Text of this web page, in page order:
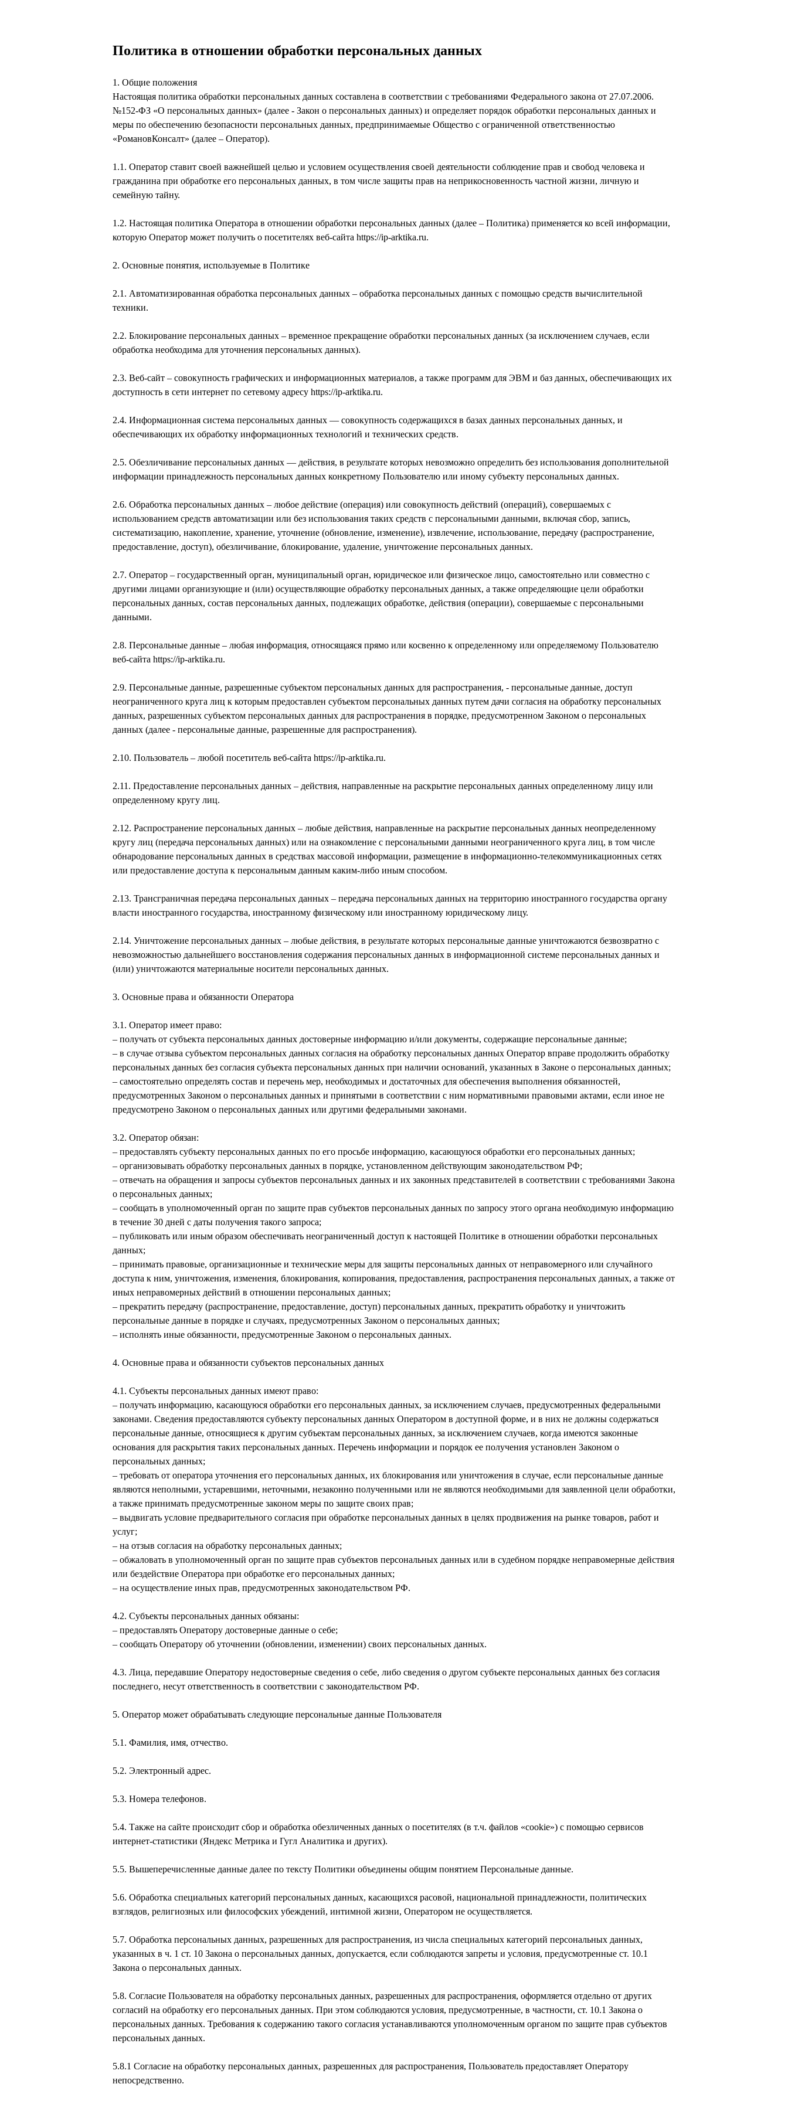
Политика в отношении обработки персональных данных
1. Общие положения
Настоящая политика обработки персональных данных составлена в соответствии с требованиями Федерального закона от 27.07.2006.
№152-ФЗ «О персональных данных» (далее - Закон о персональных данных) и определяет порядок обработки персональных данных и
меры по обеспечению безопасности персональных данных, предпринимаемые Общество с ограниченной ответственностью
«РомановКонсалт» (далее – Оператор).
1.1. Оператор ставит своей важнейшей целью и условием осуществления своей деятельности соблюдение прав и свобод человека и
гражданина при обработке его персональных данных, в том числе защиты прав на неприкосновенность частной жизни, личную и
семейную тайну.
1.2. Настоящая политика Оператора в отношении обработки персональных данных (далее – Политика) применяется ко всей информации,
которую Оператор может получить о посетителях веб-сайта https://ip-arktika.ru.
2. Основные понятия, используемые в Политике
2.1. Автоматизированная обработка персональных данных – обработка персональных данных с помощью средств вычислительной
техники.
2.2. Блокирование персональных данных – временное прекращение обработки персональных данных (за исключением случаев, если
обработка необходима для уточнения персональных данных).
2.3. Веб-сайт – совокупность графических и информационных материалов, а также программ для ЭВМ и баз данных, обеспечивающих их
доступность в сети интернет по сетевому адресу https://ip-arktika.ru.
2.4. Информационная система персональных данных — совокупность содержащихся в базах данных персональных данных, и
обеспечивающих их обработку информационных технологий и технических средств.
2.5. Обезличивание персональных данных — действия, в результате которых невозможно определить без использования дополнительной
информации принадлежность персональных данных конкретному Пользователю или иному субъекту персональных данных.
2.6. Обработка персональных данных – любое действие (операция) или совокупность действий (операций), совершаемых с
использованием средств автоматизации или без использования таких средств с персональными данными, включая сбор, запись,
систематизацию, накопление, хранение, уточнение (обновление, изменение), извлечение, использование, передачу (распространение,
предоставление, доступ), обезличивание, блокирование, удаление, уничтожение персональных данных.
2.7. Оператор – государственный орган, муниципальный орган, юридическое или физическое лицо, самостоятельно или совместно с
другими лицами организующие и (или) осуществляющие обработку персональных данных, а также определяющие цели обработки
персональных данных, состав персональных данных, подлежащих обработке, действия (операции), совершаемые с персональными
данными.
2.8. Персональные данные – любая информация, относящаяся прямо или косвенно к определенному или определяемому Пользователю
веб-сайта https://ip-arktika.ru.
2.9. Персональные данные, разрешенные субъектом персональных данных для распространения, - персональные данные, доступ
неограниченного круга лиц к которым предоставлен субъектом персональных данных путем дачи согласия на обработку персональных
данных, разрешенных субъектом персональных данных для распространения в порядке, предусмотренном Законом о персональных
данных (далее - персональные данные, разрешенные для распространения).
2.10. Пользователь – любой посетитель веб-сайта https://ip-arktika.ru.
2.11. Предоставление персональных данных – действия, направленные на раскрытие персональных данных определенному лицу или
определенному кругу лиц.
2.12. Распространение персональных данных – любые действия, направленные на раскрытие персональных данных неопределенному
кругу лиц (передача персональных данных) или на ознакомление с персональными данными неограниченного круга лиц, в том числе
обнародование персональных данных в средствах массовой информации, размещение в информационно-телекоммуникационных сетях
или предоставление доступа к персональным данным каким-либо иным способом.
2.13. Трансграничная передача персональных данных – передача персональных данных на территорию иностранного государства органу
власти иностранного государства, иностранному физическому или иностранному юридическому лицу.
2.14. Уничтожение персональных данных – любые действия, в результате которых персональные данные уничтожаются безвозвратно с
невозможностью дальнейшего восстановления содержания персональных данных в информационной системе персональных данных и
(или) уничтожаются материальные носители персональных данных.
3. Основные права и обязанности Оператора
3.1. Оператор имеет право:
– получать от субъекта персональных данных достоверные информацию и/или документы, содержащие персональные данные;
– в случае отзыва субъектом персональных данных согласия на обработку персональных данных Оператор вправе продолжить обработку
персональных данных без согласия субъекта персональных данных при наличии оснований, указанных в Законе о персональных данных;
– самостоятельно определять состав и перечень мер, необходимых и достаточных для обеспечения выполнения обязанностей,
предусмотренных Законом о персональных данных и принятыми в соответствии с ним нормативными правовыми актами, если иное не
предусмотрено Законом о персональных данных или другими федеральными законами.
3.2. Оператор обязан:
– предоставлять субъекту персональных данных по его просьбе информацию, касающуюся обработки его персональных данных;
– организовывать обработку персональных данных в порядке, установленном действующим законодательством РФ;
– отвечать на обращения и запросы субъектов персональных данных и их законных представителей в соответствии с требованиями Закона
о персональных данных;
– сообщать в уполномоченный орган по защите прав субъектов персональных данных по запросу этого органа необходимую информацию
в течение 30 дней с даты получения такого запроса;
– публиковать или иным образом обеспечивать неограниченный доступ к настоящей Политике в отношении обработки персональных
данных;
– принимать правовые, организационные и технические меры для защиты персональных данных от неправомерного или случайного
доступа к ним, уничтожения, изменения, блокирования, копирования, предоставления, распространения персональных данных, а также от
иных неправомерных действий в отношении персональных данных;
– прекратить передачу (распространение, предоставление, доступ) персональных данных, прекратить обработку и уничтожить
персональные данные в порядке и случаях, предусмотренных Законом о персональных данных;
– исполнять иные обязанности, предусмотренные Законом о персональных данных.
4. Основные права и обязанности субъектов персональных данных
4.1. Субъекты персональных данных имеют право:
– получать информацию, касающуюся обработки его персональных данных, за исключением случаев, предусмотренных федеральными
законами. Сведения предоставляются субъекту персональных данных Оператором в доступной форме, и в них не должны содержаться
персональные данные, относящиеся к другим субъектам персональных данных, за исключением случаев, когда имеются законные
основания для раскрытия таких персональных данных. Перечень информации и порядок ее получения установлен Законом о
персональных данных;
– требовать от оператора уточнения его персональных данных, их блокирования или уничтожения в случае, если персональные данные
являются неполными, устаревшими, неточными, незаконно полученными или не являются необходимыми для заявленной цели обработки,
а также принимать предусмотренные законом меры по защите своих прав;
– выдвигать условие предварительного согласия при обработке персональных данных в целях продвижения на рынке товаров, работ и
услуг;
– на отзыв согласия на обработку персональных данных;
– обжаловать в уполномоченный орган по защите прав субъектов персональных данных или в судебном порядке неправомерные действия
или бездействие Оператора при обработке его персональных данных;
– на осуществление иных прав, предусмотренных законодательством РФ.
4.2. Субъекты персональных данных обязаны:
– предоставлять Оператору достоверные данные о себе;
– сообщать Оператору об уточнении (обновлении, изменении) своих персональных данных.
4.3. Лица, передавшие Оператору недостоверные сведения о себе, либо сведения о другом субъекте персональных данных без согласия
последнего, несут ответственность в соответствии с законодательством РФ.
5. Оператор может обрабатывать следующие персональные данные Пользователя
5.1. Фамилия, имя, отчество.
5.2. Электронный адрес.
5.3. Номера телефонов.
5.4. Также на сайте происходит сбор и обработка обезличенных данных о посетителях (в т.ч. файлов «cookie») с помощью сервисов
интернет-статистики (Яндекс Метрика и Гугл Аналитика и других).
5.5. Вышеперечисленные данные далее по тексту Политики объединены общим понятием Персональные данные.
5.6. Обработка специальных категорий персональных данных, касающихся расовой, национальной принадлежности, политических
взглядов, религиозных или философских убеждений, интимной жизни, Оператором не осуществляется.
5.7. Обработка персональных данных, разрешенных для распространения, из числа специальных категорий персональных данных,
указанных в ч. 1 ст. 10 Закона о персональных данных, допускается, если соблюдаются запреты и условия, предусмотренные ст. 10.1
Закона о персональных данных.
5.8. Согласие Пользователя на обработку персональных данных, разрешенных для распространения, оформляется отдельно от других
согласий на обработку его персональных данных. При этом соблюдаются условия, предусмотренные, в частности, ст. 10.1 Закона о
персональных данных. Требования к содержанию такого согласия устанавливаются уполномоченным органом по защите прав субъектов
персональных данных.
5.8.1 Согласие на обработку персональных данных, разрешенных для распространения, Пользователь предоставляет Оператору
непосредственно.